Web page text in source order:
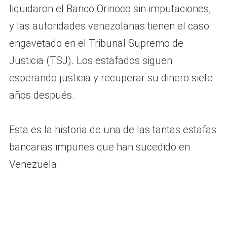
liquidaron el Banco Orinoco sin imputaciones,
y las autoridades venezolanas tienen el caso
engavetado en el Tribunal Supremo de
Justicia (TSJ). Los estafados siguen
esperando justicia y recuperar su dinero siete
años después.
Esta es la historia de una de las tantas estafas
bancarias impunes que han sucedido en
Venezuela.